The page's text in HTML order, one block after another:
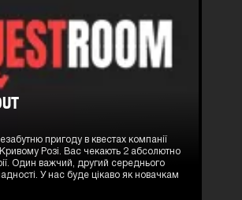
пригоду в квестах компанії
Кривому Розі. Вас чекають 2 абсолютно
Один важчий, другий середнього
У нас буде цікаво як новачкам